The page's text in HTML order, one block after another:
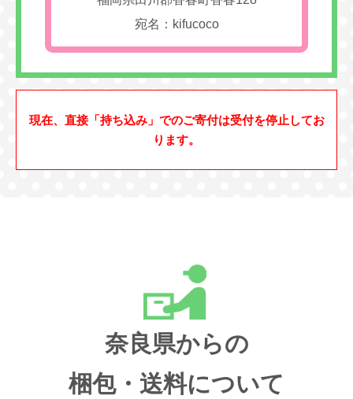
宛名：kifucoco
現在、直接「持ち込み」でのご寄付は受付を停止してお
ります。
奈良県からの
梱包・送料について